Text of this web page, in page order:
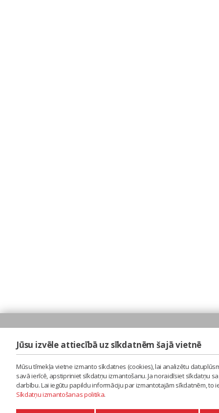
Jūsu izvēle attiecībā uz sīkdatnēm šajā vietnē
Mūsu tīmekļa vietne izmanto sīkdatnes (cookies), lai analizētu
savā ierīcē, apstipriniet sīkdatņu izmantošanu. Ja noraidīsiet sīkdatņu
darbību. Lai iegūtu papildu informāciju par izmantotajām sīkdatnēm,
Sīkdatņu izmantošanas politika.